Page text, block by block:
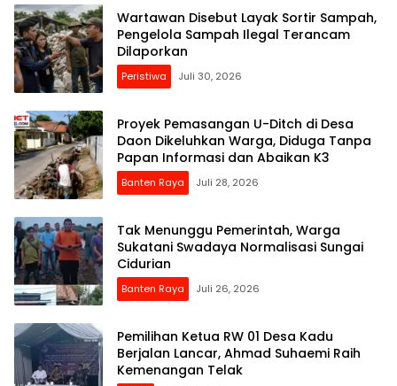
Wartawan Disebut Layak Sortir Sampah,
Pengelola Sampah Ilegal Terancam
Dilaporkan
Peristiwa Juli 30, 2026
Proyek Pemasangan U-Ditch di Desa
Daon Dikeluhkan Warga, Diduga Tanpa
Papan Informasi dan Abaikan K3
Banten Raya Juli 28, 2026
Tak Menunggu Pemerintah, Warga
Sukatani Swadaya Normalisasi Sungai
Cidurian
Banten Raya Juli 26, 2026
Pemilihan Ketua RW 01 Desa Kadu
Berjalan Lancar, Ahmad Suhaemi Raih
Kemenangan Telak